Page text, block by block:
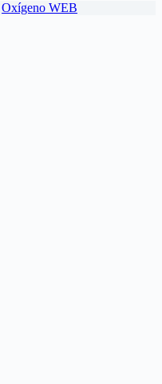
Oxígeno WEB